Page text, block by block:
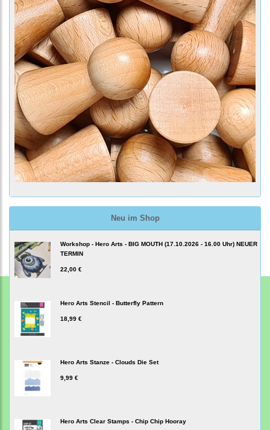
Neu im Shop
Workshop - Hero Arts - BIG MOUTH (17.10.2026 - 16.00 Uhr) NEUER
TERMIN
22,00 €
Hero Arts Stencil - Butterfly Pattern
18,99 €
Hero Arts Stanze - Clouds Die Set
9,99 €
Hero Arts Clear Stamps - Chip Chip Hooray